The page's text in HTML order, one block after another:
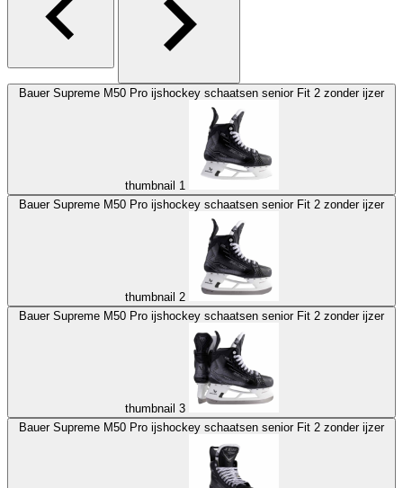
Bauer Supreme M50 Pro ijshockey schaatsen senior Fit 2 zonder ijzer
thumbnail 1
Bauer Supreme M50 Pro ijshockey schaatsen senior Fit 2 zonder ijzer
thumbnail 2
Bauer Supreme M50 Pro ijshockey schaatsen senior Fit 2 zonder ijzer
thumbnail 3
Bauer Supreme M50 Pro ijshockey schaatsen senior Fit 2 zonder ijzer